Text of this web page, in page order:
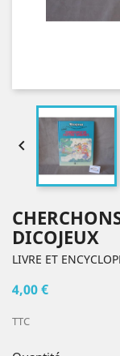

DICOJEUX
LIVRE ET
4,00 €
TTC